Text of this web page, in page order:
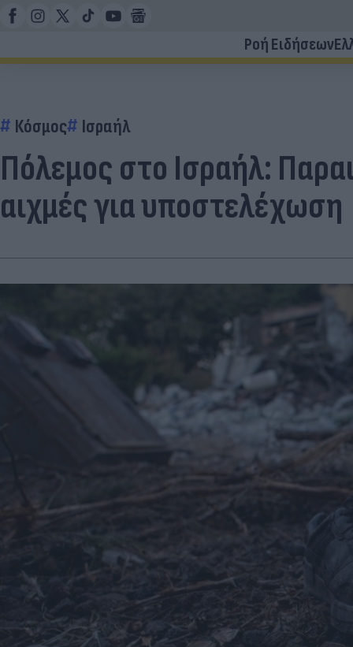
Ροή Ειδήσεων
Κόσμος Ισραήλ
Πόλεμος στο Ισραήλ:
αιχμές για υποστελέχωση